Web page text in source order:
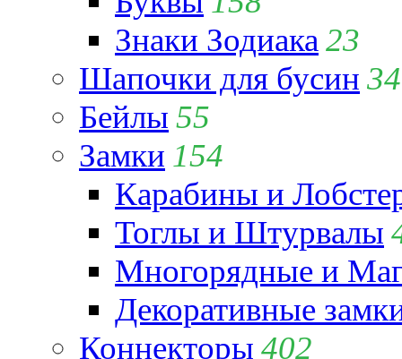
Знаки Зодиака 23
Шапочки для бусин 34
Бейлы 55
Замки 154
Карабины и
Тоглы и Штурвалы
Многорядные и
Декоративные
Коннекторы 402